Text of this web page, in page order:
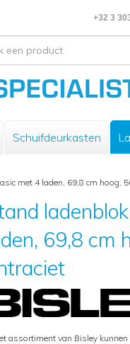
+32 3
Schuifdeurkasten
met 4 laden, 69,8 cm hoog,
69,8 cm
assortiment van Bisley